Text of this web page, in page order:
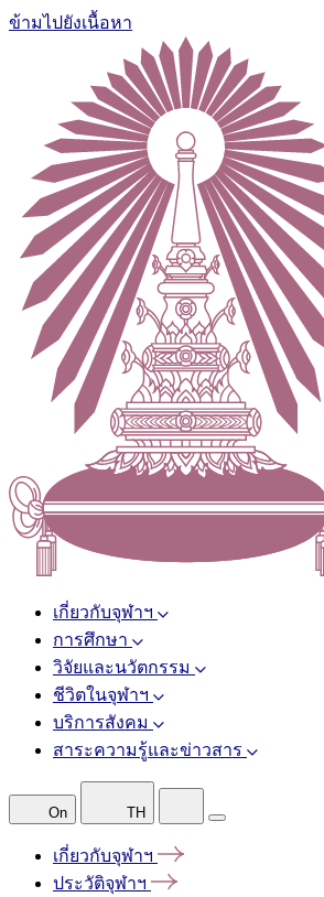
ข้ามไปยังเนื้อหา
เกี่ยวกับจุฬาฯ
การศึกษา
วิจัยและนวัตกรรม
ชีวิตในจุฬาฯ
บริการสังคม
สาระความรู้และข่าวสาร
On TH
เกี่ยวกับจุฬาฯ
ประวัติจุฬาฯ